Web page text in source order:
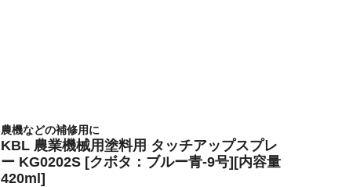
農機などの補修用に
KBL 農業機械用塗料用 タッチアップスプレ
ー KG0202S [クボタ：ブルー青-9号][内容量
420ml]